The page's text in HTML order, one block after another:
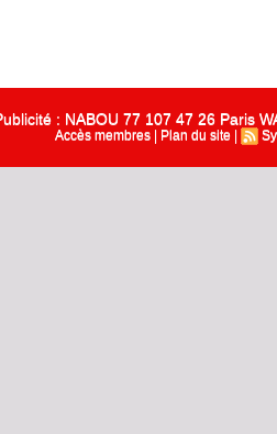
: NABOU 77 107 47 26 Paris
Accès membres Plan du site